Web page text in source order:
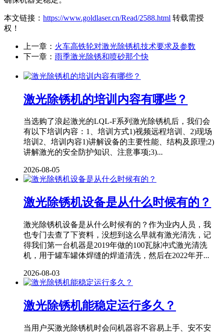
本文链接： https://www.goldlaser.cn/Read/2588.html 转载需授
权！
上一章： 火车高铁轮对激光除锈机技术要求及参数
下一章： 雨季激光除锈和喷砂那个快
激光除锈机的培训内容有哪些？
当选购了浪起激光的LQL-F系列激光除锈机后，我们会
有以下培训内容：1、培训方式1)视频远程培训、2)现场
培训2、培训内容1)讲解设备的主要性能、结构及原理;2)
讲解激光的安全防护知识、注意事项;3)...
2026-08-05
激光除锈机设备是从什么时候有的？
激光除锈机设备是从什么时候有的？作为业内人员，我
也专门去查了下资料，没想到这么早就有激光清洗，记
得我们第一台机器是2019年做的100瓦脉冲式激光清洗
机，用于罐车罐体焊缝的焊道清洗，然后在2022年开...
2026-08-03
激光除锈机能稳定运行多久？
当用户买激光除锈机时会问机器容不容易上手、安不安